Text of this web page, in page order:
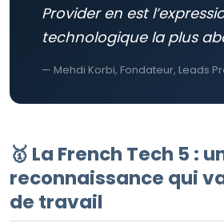
Provider en est
technologique la plus
— Mehdi Korbi, Fondateur, Leads
🥇 La French Tech 5 :
reconnaissance qui
de travail